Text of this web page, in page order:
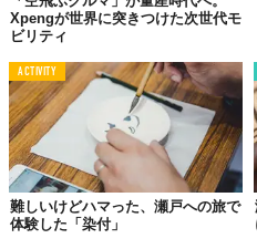
Xpengが世界に突きつけた次世代モ
ビリティ
ACTIVITY
難しいけどハマった、瀬戸への旅で
体験した「染付」